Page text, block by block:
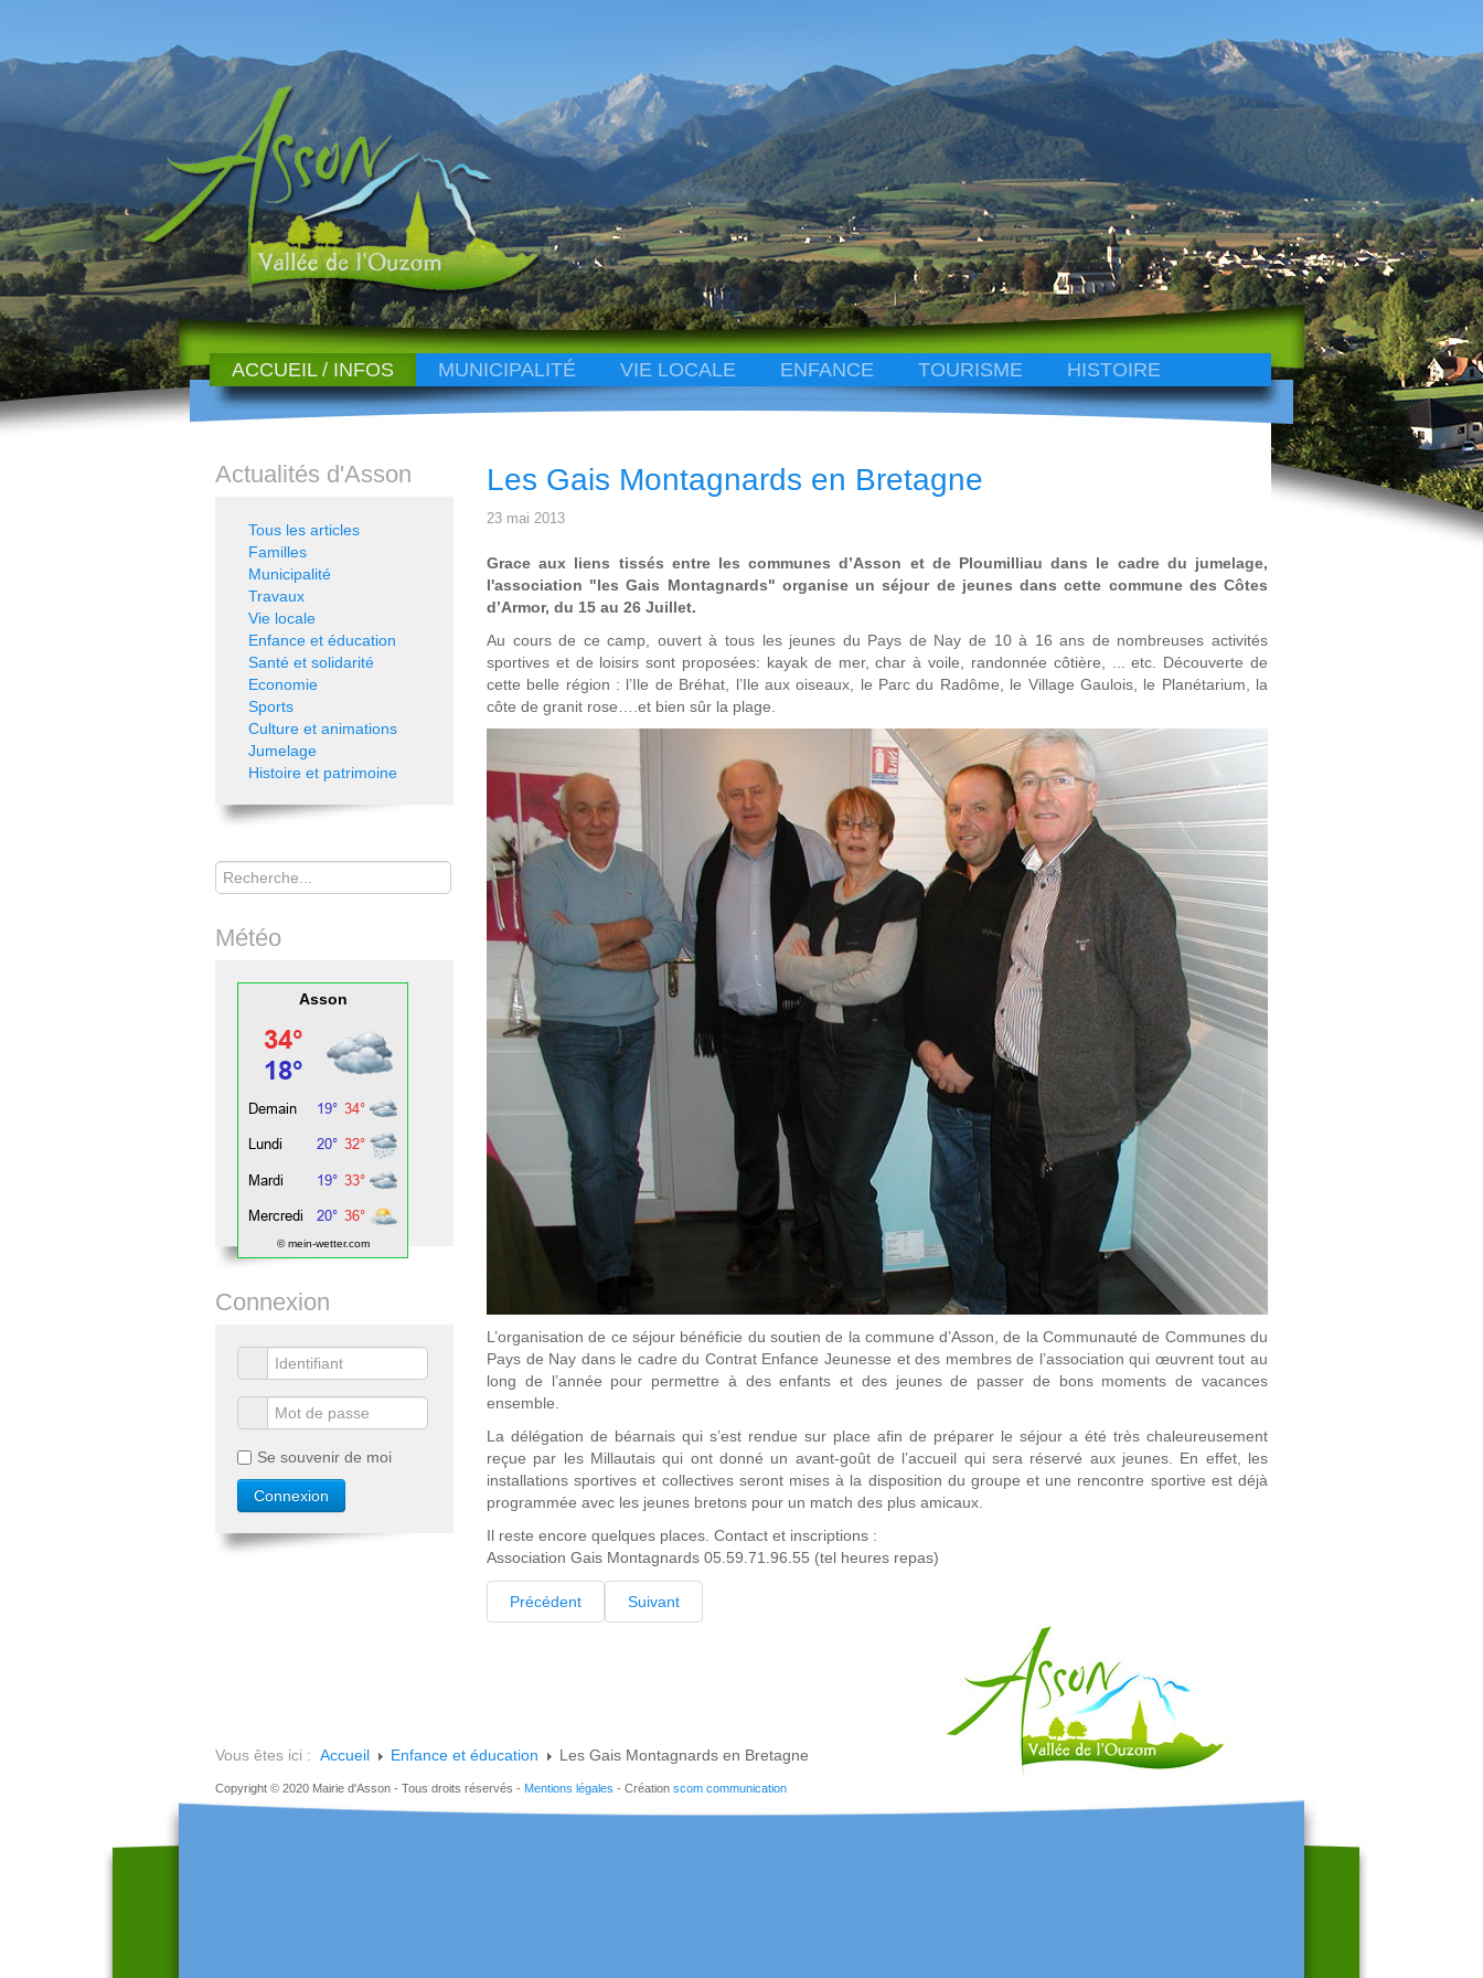
ACCUEIL / INFOS MUNICIPALITÉ VIE LOCALE ENFANCE TOURISME HISTOIRE
Les Gais Montagnards en Bretagne
23 mai 2013
Grace aux liens tissés entre les communes d’Asson et de Ploumilliau dans le cadre du jumelage,
l'association "les Gais Montagnards" organise un séjour de jeunes dans cette commune des Côtes
d’Armor, du 15 au 26 Juillet.
Au cours de ce camp, ouvert à tous les jeunes du Pays de Nay de 10 à 16 ans de nombreuses activités
sportives et de loisirs sont proposées: kayak de mer, char à voile, randonnée côtière, ... etc. Découverte de
cette belle région : l’Ile de Bréhat, l’Ile aux oiseaux, le Parc du Radôme, le Village Gaulois, le Planétarium, la
côte de granit rose….et bien sûr la plage.
L’organisation de ce séjour bénéficie du soutien de la commune d’Asson, de la Communauté de Communes du
Pays de Nay dans le cadre du Contrat Enfance Jeunesse et des membres de l’association qui œuvrent tout au
long de l’année pour permettre à des enfants et des jeunes de passer de bons moments de vacances
ensemble.
La délégation de béarnais qui s’est rendue sur place afin de préparer le séjour a été très chaleureusement
reçue par les Millautais qui ont donné un avant-goût de l’accueil qui sera réservé aux jeunes. En effet, les
installations sportives et collectives seront mises à la disposition du groupe et une rencontre sportive est déjà
programmée avec les jeunes bretons pour un match des plus amicaux.
Il reste encore quelques places. Contact et inscriptions :
Association Gais Montagnards 05.59.71.96.55 (tel heures repas)
Précédent Suivant
Actualités d'Asson
Tous les articles
Familles
Municipalité
Travaux
Vie locale
Enfance et éducation
Santé et solidarité
Economie
Sports
Culture et animations
Jumelage
Histoire et patrimoine
Rechercher
Météo
Asson
© mein-wetter.com
Connexion
Se souvenir de moi
Vous êtes ici : Accueil Enfance et éducation Les Gais Montagnards en Bretagne
Copyright © 2020 Mairie d'Asson - Tous droits réservés - Mentions légales - Création scom communication